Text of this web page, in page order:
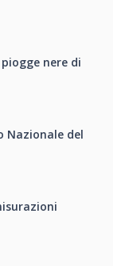
nere di
Nazionale del